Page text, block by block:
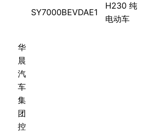
华
晨
汽
车
集
团
控
SY7000BEVDAE1
H230 纯
电动车